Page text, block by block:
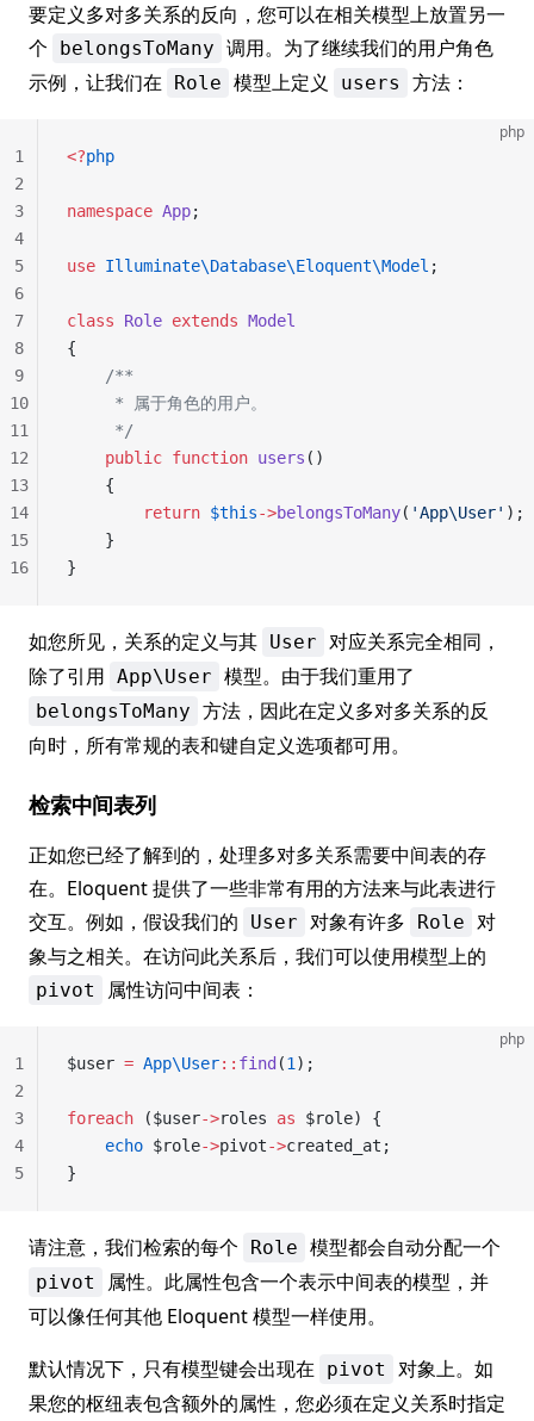
要定义多对多关系的反向，您可以在相关模型上放置另一
个
belongsToMany 调用。为了继续我们的用户角色
示例，让我们在
Role 模型上定义 users 方法：
php
<?php
namespace App;
use Illuminate\Database\Eloquent\Model ;
class Role extends Model
{
    /**
     * 属于角色的用户。
     */
    public
function users ()
    {
        return
$this->belongsToMany( 'App\User' );
    }
}
1
2
3
4
5
6
7
8
9
10
11
12
13
14
15
16
如您所见，关系的定义与其 User 对应关系完全相同，
除了引用 App\User 模型。由于我们重用了
belongsToMany 方法，因此在定义多对多关系的反
向时，所有常规的表和键自定义选项都可用。
检索中间表列
正如您已经了解到的，处理多对多关系需要中间表的存
在。Eloquent 提供了一些非常有用的方法来与此表进行
交互。例如，假设我们的
User 对象有许多 Role 对
象与之相关。在访问此关系后，我们可以使用模型上的
pivot 属性访问中间表：
php
$user = App\User:: find (1 );
foreach ($user->roles as $role) {
    echo
$role->pivot->created_at;
}
1
2
3
4
5
请注意，我们检索的每个 Role 模型都会自动分配一个
pivot
属性。此属性包含一个表示中间表的模型，并
可以像任何其他 Eloquent 模型一样使用。
默认情况下，只有模型键会出现在
pivot
对象上。如
果您的枢纽表包含额外的属性，您必须在定义关系时指定